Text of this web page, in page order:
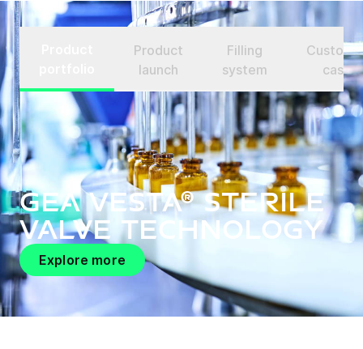
Product
launch
Filling
system
case
GEA VESTA® Sterile
valve technology
Explore more